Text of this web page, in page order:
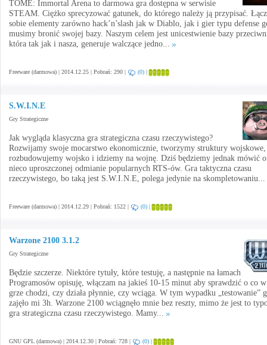
TOME: Immortal Arena to darmowa gra dostępna w serwisie
STEAM. Ciężko sprecyzować gatunek, do którego należy ją przypisać.
sobie elementy zarówno hack’n’slash jak w Diablo, jak i gier typu defense
musimy bronić swojej bazy. Naszym celem jest unicestwienie bazy
która tak jak i nasza, generuje walczące jedno...
Freeware (darmowa) | 2014.12.25 | Pobrań: 290 | (0) |
S.W.I.N.E
Gry Strategiczne
Jak wygląda klasyczna gra strategiczna czasu rzeczywistego?
Rozwijamy swoje mocarstwo ekonomicznie, tworzymy struktury wojskowe,
rozbudowujemy wojsko i idziemy na wojnę. Dziś będziemy jednak mówić o
nieco uproszczonej odmianie popularnych RTS-ów. Gra taktyczna czasu
rzeczywistego, bo taką jest S.W.I.N.E, polega jedynie na skompletowaniu...
Freeware (darmowa) | 2014.12.29 | Pobrań: 1522 | (0) |
Warzone 2100 3.1.2
Gry Strategiczne
Będzie szczerze. Niektóre tytuły, które testuję, a następnie na łamach
Programosów opisuję, włączam na jakieś 10-15 minut aby sprawdzić o co w
grze chodzi, czy działa płynnie, czy wciąga. W tym wypadku „testowanie”
zajęło mi 3h. Warzone 2100 wciągnęło mnie bez reszty, mimo że jest to
gra strategiczna czasu rzeczywistego. Mamy...
GNU GPL (darmowa) | 2014.12.30 | Pobrań: 728 | (0) |